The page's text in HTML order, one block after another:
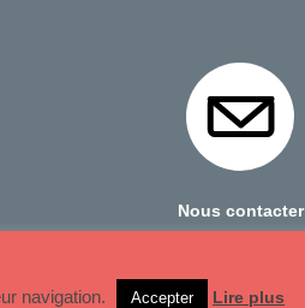
Nous contacter
Mentions Légales
navigation. Accepter Lire plus